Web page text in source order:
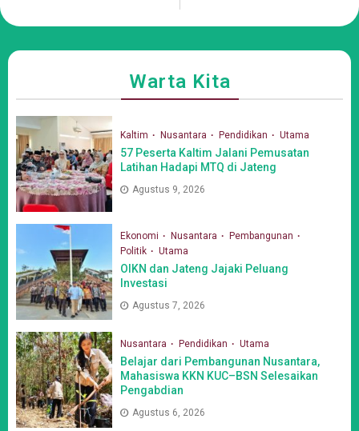
Warta Kita
Kaltim Nusantara Pendidikan Utama
57 Peserta Kaltim Jalani Pemusatan
Latihan Hadapi MTQ di Jateng
Agustus 9, 2026
Ekonomi Nusantara
Pembangunan
Politik
Utama
OIKN dan Jateng Jajaki Peluang
Investasi
Agustus 7, 2026
Nusantara Pendidikan Utama
Belajar dari Pembangunan Nusantara,
Mahasiswa KKN KUC–BSN Selesaikan
Pengabdian
Agustus 6, 2026